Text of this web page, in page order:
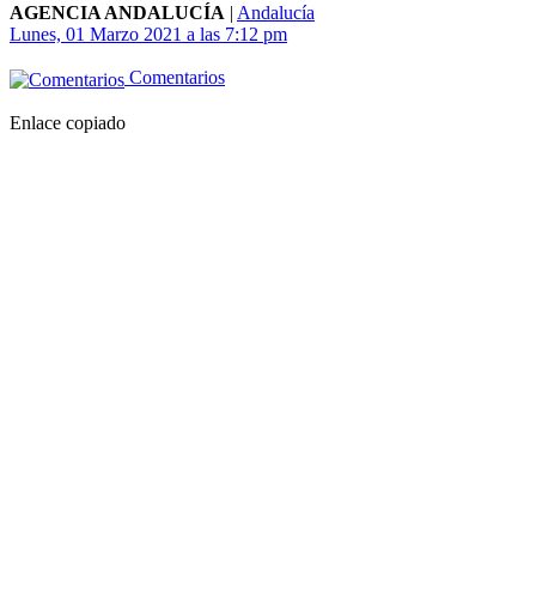
AGENCIA ANDALUCÍA | Andalucía
Lunes, 01 Marzo 2021 a las 7:12 pm
Comentarios
Enlace copiado